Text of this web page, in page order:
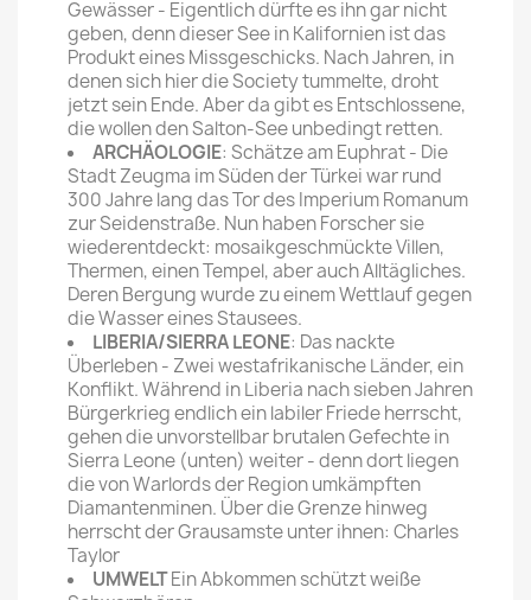
Gewässer - Eigentlich dürfte es ihn gar nicht
geben, denn dieser See in Kalifornien ist das
Produkt eines Missgeschicks. Nach Jahren, in
denen sich hier die Society tummelte, droht
jetzt sein Ende. Aber da gibt es Entschlossene,
die wollen den Salton-See unbedingt retten.
ARCHÄOLOGIE: Schätze am Euphrat - Die
Stadt Zeugma im Süden der Türkei war rund
300 Jahre lang das Tor des Imperium Romanum
zur Seidenstraße. Nun haben Forscher sie
wiederentdeckt: mosaikgeschmückte Villen,
Ther­men, einen Tempel, aber auch Alltägliches.
Deren Bergung wurde zu einem Wettlauf gegen
die Wasser eines Stausees.
LIBERIA/SIERRA LEONE: Das nackte
Überleben - Zwei westafrikanische Länder, ein
Konflikt. Während in Liberia nach sieben Jahren
Bürgerkrieg endlich ein labiler Friede herrscht,
gehen die unvorstellbar brutalen Gefechte in
Sierra Leone (unten) weiter - denn dort liegen
die von Warlords der Region umkämpften
Diamantenminen. Über die Grenze hinweg
herrscht der Grausamste unter ihnen: Charles
Taylor
UMWELTEin Abkommen schützt weiße